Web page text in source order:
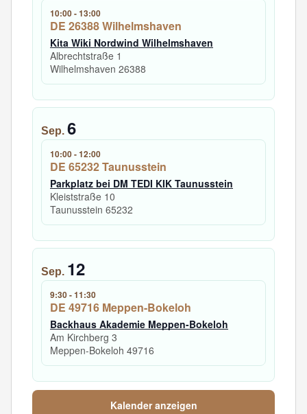
10:00-13:00
DE 26388 Wilhelmshaven
Kita Wiki Nordwind Wilhelmshaven
Albrechtstraße 1
Wilhelmshaven 26388
Sep. 6
10:00-12:00
DE 65232 Taunusstein
Parkplatz bei DM TEDI KIK Taunusstein
Kleiststraße 10
Taunusstein 65232
Sep. 12
9:30-11:30
DE 49716 Meppen-Bokeloh
Backhaus Akademie Meppen-Bokeloh
Am Kirchberg 3
Meppen-Bokeloh 49716
Kalender anzeigen